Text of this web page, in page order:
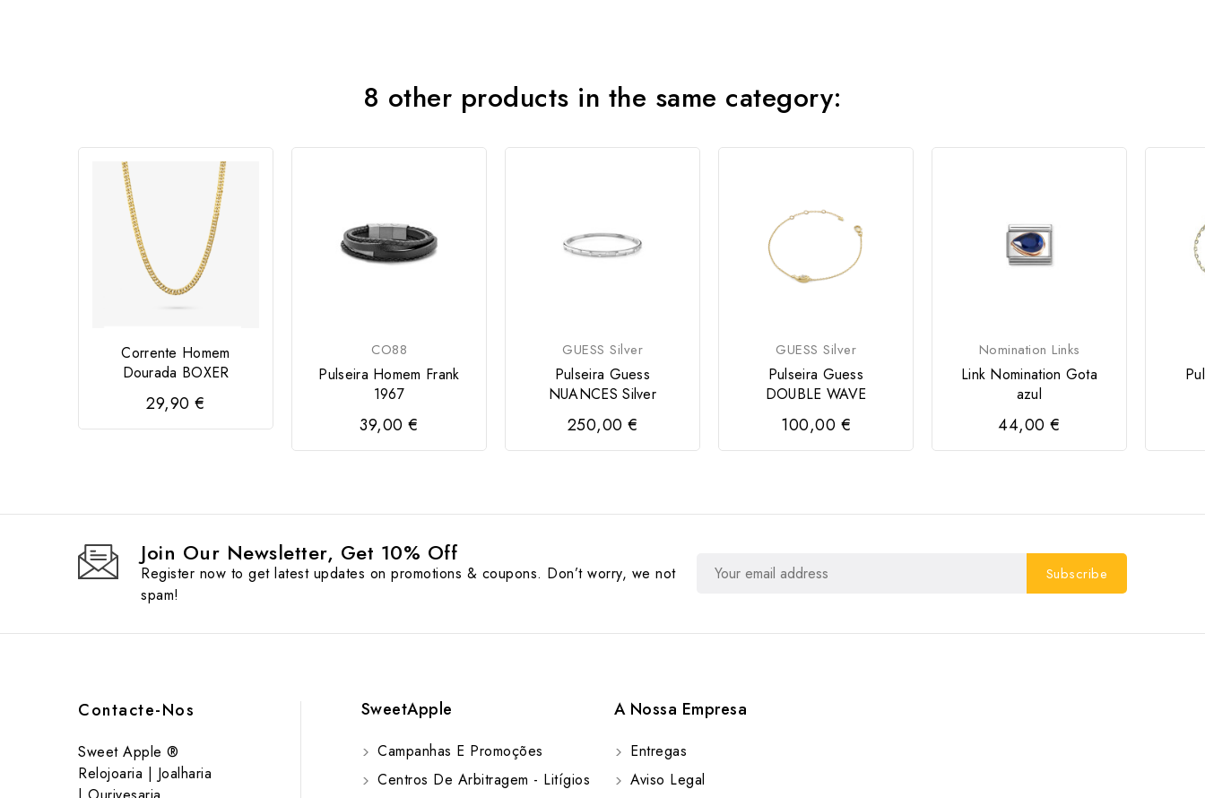
8 other products in the same category:
Corrente Homem
Dourada BOXER
29,90 €
CO88
Pulseira Homem Frank
1967
39,00 €
GUESS Silver
Pulseira Guess
NUANCES Silver
250,00 €
GUESS Silver
Pulseira Guess
DOUBLE WAVE
100,00 €
Nomination Links
Link Nomination Gota
azul
44,00 €
Join Our Newsletter, Get 10% Off
Register now to get latest updates on promotions & coupons. Don’t worry, we not
spam!
Contacte-Nos
Sweet Apple ®
Relojoaria | Joalharia
SweetApple
Campanhas E Promoções
Centros De Arbitragem - Litígios
A Nossa Empresa
Entregas
Aviso Legal